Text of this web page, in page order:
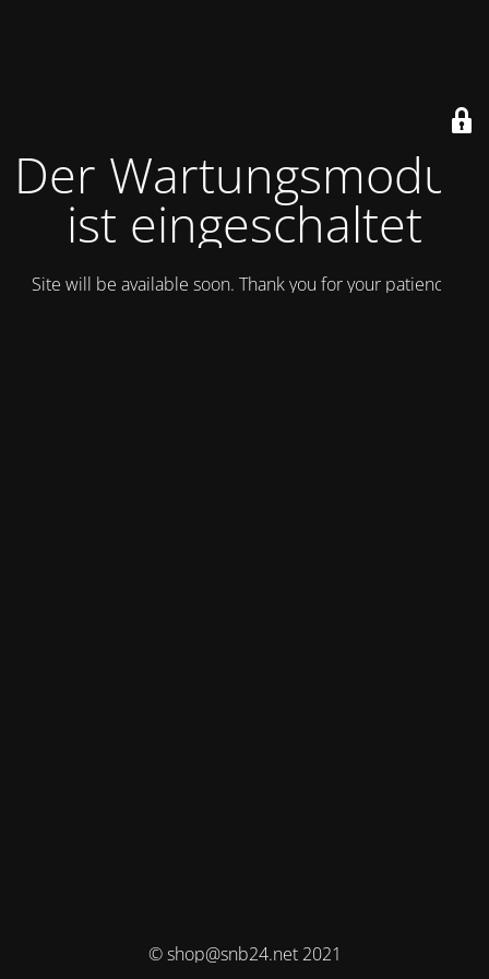
Der Wartungsmodus
ist eingeschaltet
Site will be available soon. Thank you for your patience!
© shop@snb24.net 2021